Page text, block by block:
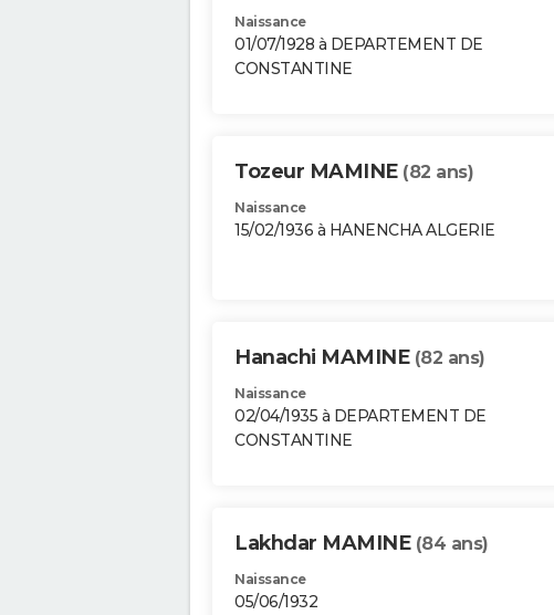
Naissance
01/07/1928 à DEPARTEMENT DE
CONSTANTINE
Tozeur MAMINE (82 ans)
Naissance
15/02/1936 à HANENCHA ALGERIE
Hanachi MAMINE (82 ans)
Naissance
02/04/1935 à DEPARTEMENT DE
CONSTANTINE
Lakhdar MAMINE (84 ans)
Naissance
05/06/1932